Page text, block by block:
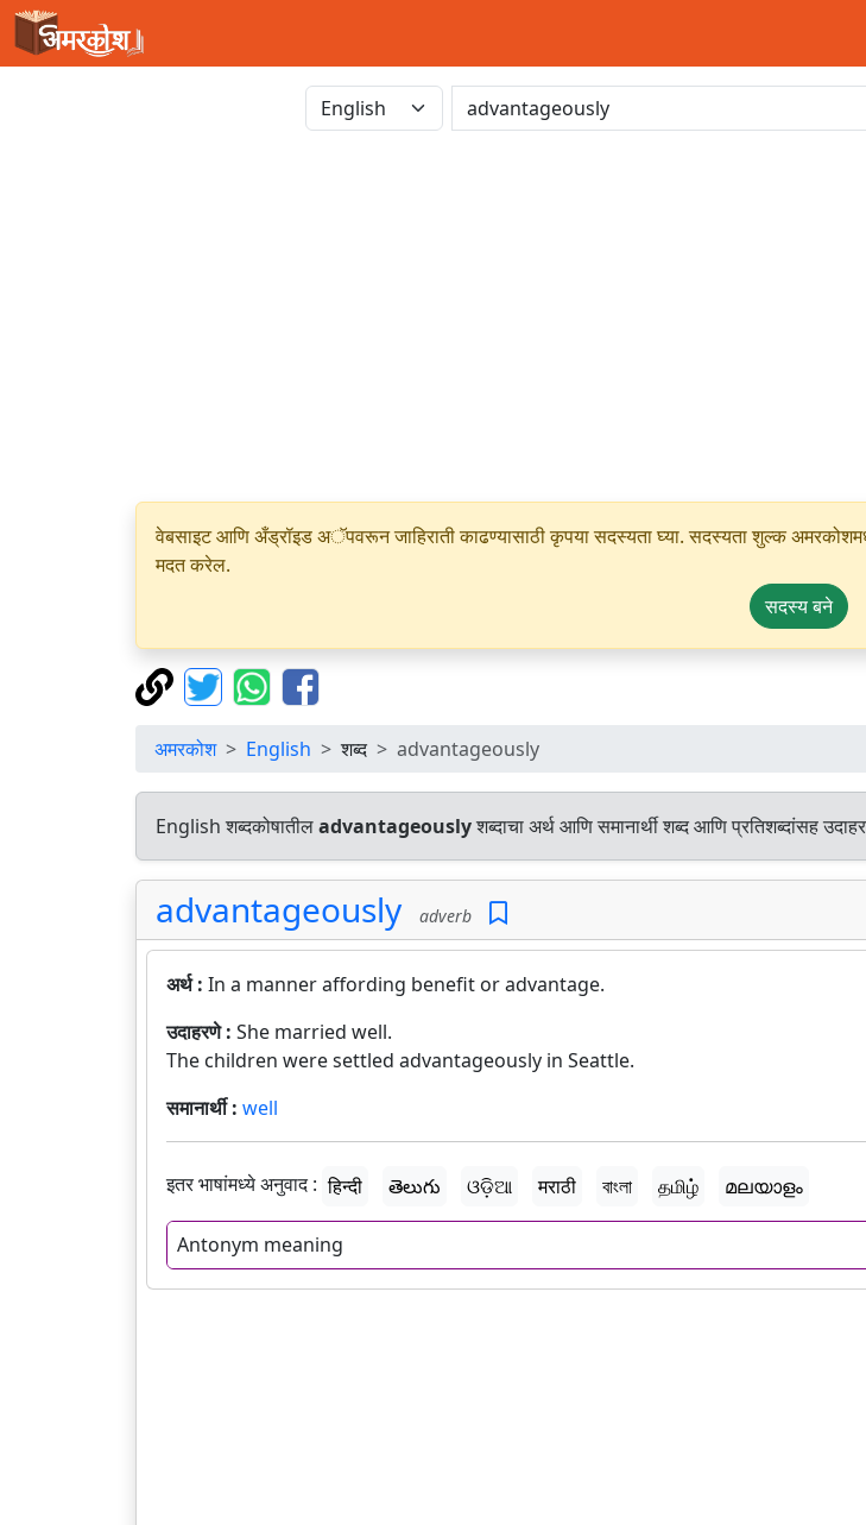
वेबसाइट आणि अँड्रॉइड अॅपवरून जाहिराती काढण्यासाठी कृपया सदस्यता घ्या. सदस्यता शुल्क
मदत करेल.
सदस्य बने
अमरकोश English शब्द advantageously
English शब्दकोषातीलadvantageouslyशब्दाचा अर्थ आणि समानार्थी शब्द आणि प्रतिशब्दांसह
advantageously adverb
अर्थ : In a manner affording benefit or advantage.
उदाहरणे : She married well.
The children were settled advantageously in Seattle.
समानार्थी : well
इतर भाषांमध्ये अनुवाद : हिन्दी తెలుగు ଓଡ଼ିଆ मराठी বাংলা தமிழ் മലയാളം
Antonym meaning